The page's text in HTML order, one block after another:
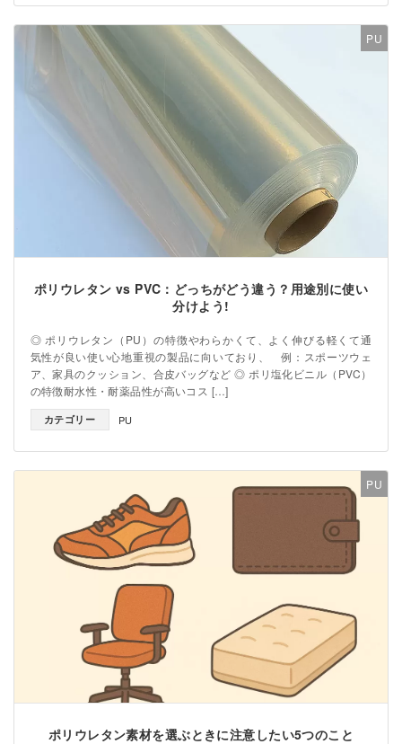
PU
ポリウレタン vs PVC：どっちがどう違う？用途別に使い
分けよう!
◎ ポリウレタン（PU）の特徴やわらかくて、よく伸びる軽くて通
気性が良い使い心地重視の製品に向いており、 例：スポーツウェ
ア、家具のクッション、合皮バッグなど ◎ ポリ塩化ビニル（PVC）
の特徴耐水性・耐薬品性が高いコス […]
カテゴリー PU
PU
ポリウレタン素材を選ぶときに注意したい5つのこと